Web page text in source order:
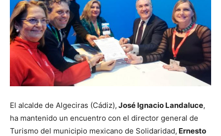
El alcalde de Algeciras (Cádiz), José Ignacio Landaluce,
ha mantenido un encuentro con el director general de
Turismo del municipio mexicano de Solidaridad, Ernesto